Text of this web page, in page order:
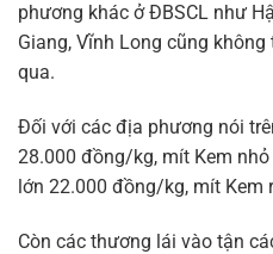
phương khác ở ĐBSCL như
Giang, Vĩnh Long cũng
qua.
Đối với các địa phương nói
28.000 đồng/kg, mít Kem
lớn 22.000 đồng/kg, mít Kem
Còn các thương lái vào tận